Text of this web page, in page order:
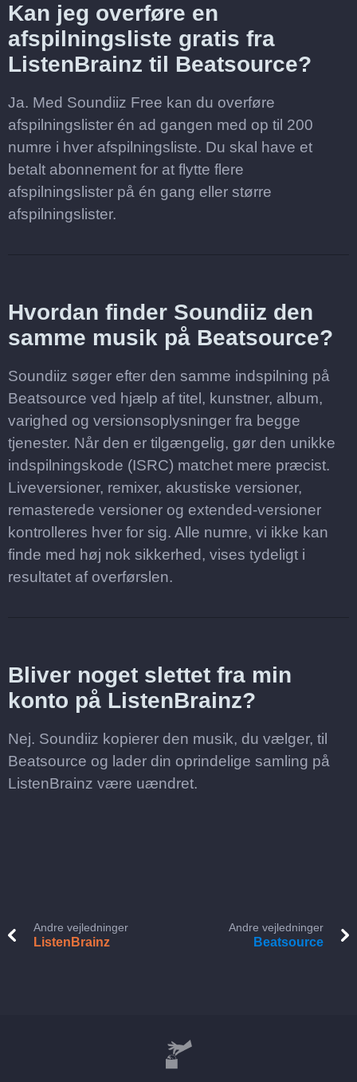
Kan jeg overføre en
afspilningsliste gratis fra
ListenBrainz til Beatsource?
Ja. Med Soundiiz Free kan du overføre
afspilningslister én ad gangen med op til 200
numre i hver afspilningsliste. Du skal have et
betalt abonnement for at flytte flere
afspilningslister på én gang eller større
afspilningslister.
Hvordan finder Soundiiz den
samme musik på Beatsource?
Soundiiz søger efter den samme indspilning på
Beatsource ved hjælp af titel, kunstner, album,
varighed og versionsoplysninger fra begge
tjenester. Når den er tilgængelig, gør den unikke
indspilningskode (ISRC) matchet mere præcist.
Liveversioner, remixer, akustiske versioner,
remasterede versioner og extended-versioner
kontrolleres hver for sig. Alle numre, vi ikke kan
finde med høj nok sikkerhed, vises tydeligt i
resultatet af overførslen.
Bliver noget slettet fra min
konto på ListenBrainz?
Nej. Soundiiz kopierer den musik, du vælger, til
Beatsource og lader din oprindelige samling på
ListenBrainz være uændret.
Andre vejledninger
ListenBrainz
Andre vejledninger
Beatsource